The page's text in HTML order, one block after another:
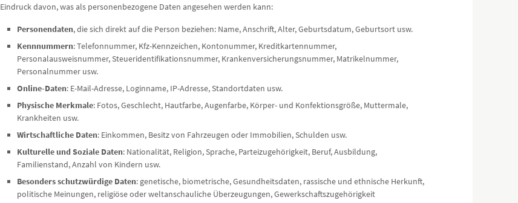
Eindruck davon, was als personenbezogene Daten angesehen werden kann:
Personendaten, die sich direkt auf die Person beziehen: Name, Anschrift, Alter, Geburtsdatum, Geburtsort usw.
Kennnummern: Telefonnummer, Kfz-Kennzeichen, Kontonummer, Kreditkartennummer,
Personalausweisnummer, Steueridentifikationsnummer, Krankenversicherungsnummer, Matrikelnummer,
Personalnummer usw.
Online-Daten: E-Mail-Adresse, Loginname, IP-Adresse, Standortdaten usw.
Physische Merkmale: Fotos, Geschlecht, Hautfarbe, Augenfarbe, Körper- und Konfektionsgröße, Muttermale,
Krankheiten usw.
Wirtschaftliche Daten: Einkommen, Besitz von Fahrzeugen oder Immobilien, Schulden usw.
Kulturelle und Soziale Daten: Nationalität, Religion, Sprache, Parteizugehörigkeit, Beruf, Ausbildung,
Familienstand, Anzahl von Kindern usw.
Besonders schutzwürdige Daten: genetische, biometrische, Gesundheitsdaten, rassische und ethnische Herkunft,
politische Meinungen, religiöse oder weltanschauliche Überzeugungen, Gewerkschaftszugehörigkeit